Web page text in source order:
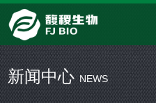
新闻中心NEWS